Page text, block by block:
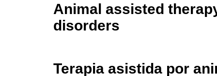
Animal assisted
disorders
Terapia asistida por